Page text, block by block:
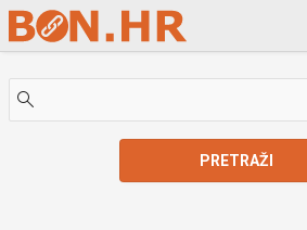
Skip to Main Content
PRETRAŽI